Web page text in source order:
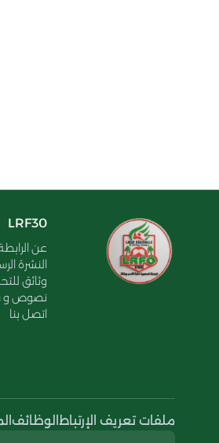
LRF30
عن
النشرة
وثائق
نصوص و
اتصل بنا
ملفات تعريف الإرتباط الوظائف